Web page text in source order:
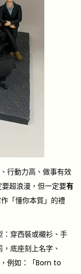
行動力高、做事有效
超浪漫，但一定要有
「懂你本質」的禮
穿西裝或襯衫、手
底座刻上名字、
例如：「Born to